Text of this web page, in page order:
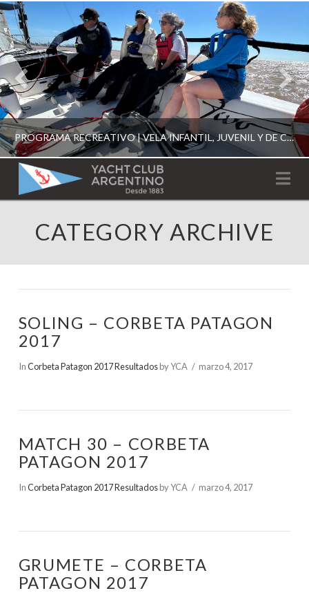
PROGRAMA RECREATIVO | VELA INFANTIL, JUVENIL Y DE CRUCERO 2026
ESCUELA RECREATIVA 2026
YACHT
CLUB
ARGENTINO
CATEGORY ARCHIVE
SOLING – CORBETA PATAGON
2017
InCorbeta Patagon 2017 Resultadosby YCA marzo 4, 2017
MATCH 30 – CORBETA
PATAGON 2017
InCorbeta Patagon 2017 Resultadosby YCA marzo 4, 2017
GRUMETE – CORBETA
PATAGON 2017